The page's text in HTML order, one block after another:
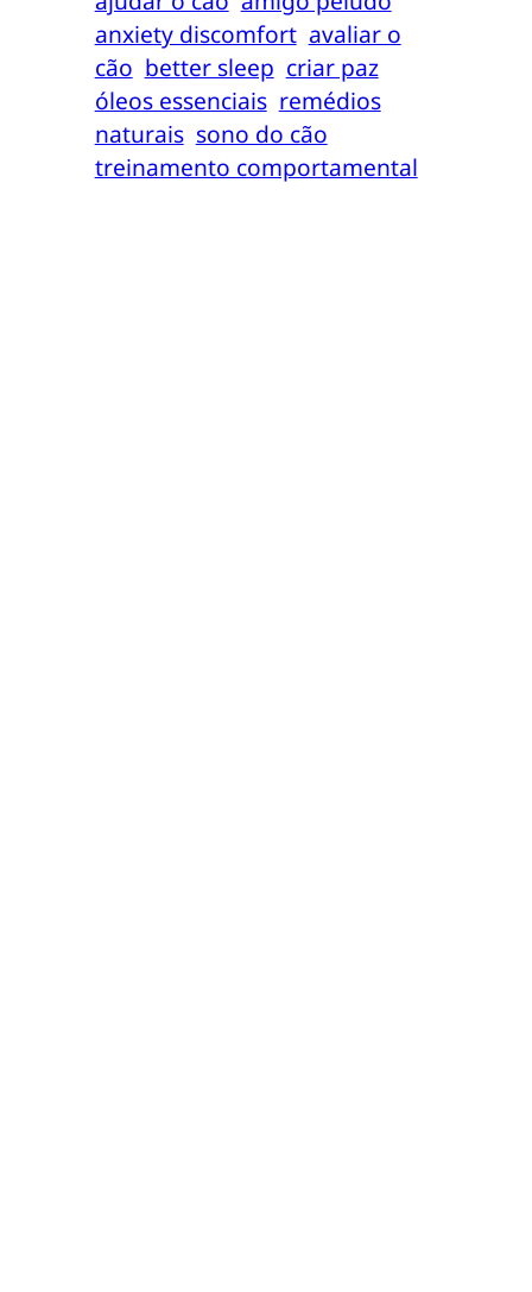
anxiety discomfort avaliar o
cão better sleep criar paz
óleos essenciais remédios
naturais sono do cão
treinamento comportamental